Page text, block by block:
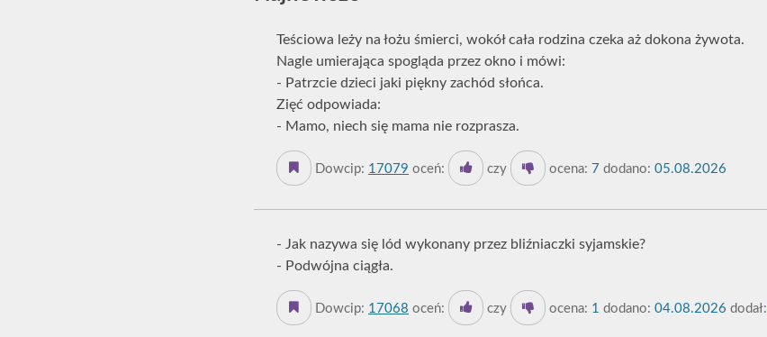
Teściowa leży na łożu śmierci, wokół cała rodzina czeka aż dokona żywota.
Nagle umierająca spogląda przez okno i mówi:
- Patrzcie dzieci jaki piękny zachód słońca.
Zięć odpowiada:
- Mamo, niech się mama nie rozprasza.
Dowcip: 17079 oceń: czy ocena: 7 dodano: 05.08.2026
- Jak nazywa się lód wykonany przez bliźniaczki syjamskie?
- Podwójna ciągła.
Dowcip: 17068 oceń: czy ocena: 1 dodano: 04.08.2026 dodał: